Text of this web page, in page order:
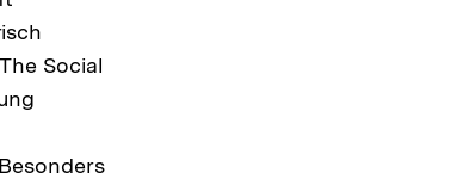
Social
Besonders